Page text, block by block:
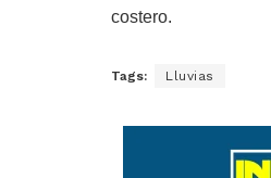
costero.
Tags: Lluvias